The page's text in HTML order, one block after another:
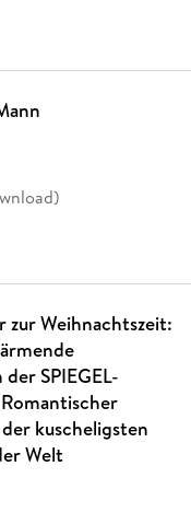
Weihnachtszeit:
SPIEGEL-
kuscheligsten
Welt